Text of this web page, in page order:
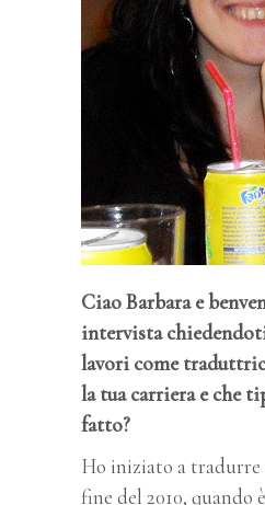
Ciao Barbara e
intervista
lavori come
la tua carriera e che
fatto?
Ho iniziato a tradurre
fine del 2010, quando